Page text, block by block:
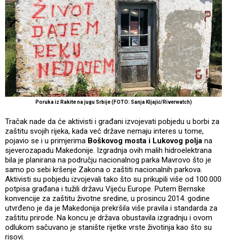
Poruka iz Rakite na jugu Srbije (FOTO: Sanja Kljajić/Riverwatch)
Tračak nade da će aktivisti i građani izvojevati pobjedu u borbi za
zaštitu svojih rijeka, kada već države nemaju interes u tome,
pojavio se i u primjerima Boškovog mosta i Lukovog polja na
sjeverozapadu Makedonije. Izgradnja ovih malih hidroelektrana
bila je planirana na području nacionalnog parka Mavrovo što je
samo po sebi kršenje Zakona o zaštiti nacionalnih parkova.
Aktivisti su pobjedu izvojevali tako što su prikupili više od 100.000
potpisa građana i tužili državu Vijeću Europe. Putem Bernske
konvencije za zaštitu životne sredine, u prosincu 2014. godine
utvrđeno je da je Makedonija prekršila više pravila i standarda za
zaštitu prirode. Na koncu je država obustavila izgradnju i ovom
odlukom sačuvano je stanište rijetke vrste životinja kao što su
risovi.